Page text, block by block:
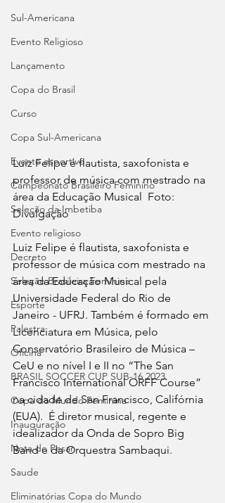
Sul-Americana
Evento Religioso
Lançamento
Copa do Brasil
Curso
Copa Sul-Americana
Evento esportivo
Campeonato Brasileiro Feminino
Seleção da Imbetiba
Evento religioso
Decreto
Seleção Brasileira Feminina
Esporte
Palestra
Oficina
BRASIL SOCCER CUP SUB-16 2023
Copa do Mundo Feminina
Inauguração
Nota de Pesar
Saude
Eliminatórias Copa do Mundo
Luiz Felipe é flautista, saxofonista e
professor de música com mestrado na
área da Educação Musical  Foto:
Divulgação
Luiz Felipe é flautista, saxofonista e
professor de música com mestrado na
área da Educação Musical pela
Universidade Federal do Rio de
Janeiro - UFRJ. Também é formado em
Licenciatura em Música, pelo
Conservatório Brasileiro de Música –
CeU e no nível I e II no “The San
Francisco International ORFF Course”
na cidade de San Francisco, Califórnia
(EUA).  É diretor musical, regente e
idealizador da Onda de Sopro Big
Band e da Orquestra Sambaqui.